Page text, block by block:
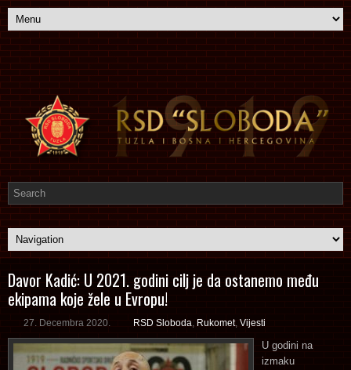
Davor Kadić: U 2021. godini cilj je da ostanemo među
ekipama koje žele u Evropu!
27. Decembra 2020. RSD Sloboda Rukomet, Vijesti
U godini na
izmaku